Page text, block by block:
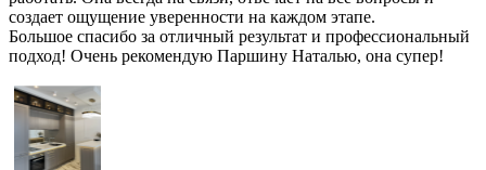
создает ощущение уверенности на каждом этапе.
Большое спасибо за отличный результат и профессиональный
подход! Очень рекомендую Паршину Наталью, она супер!